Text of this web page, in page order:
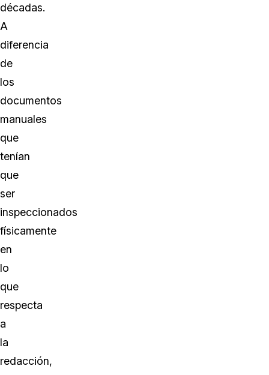
décadas.
A
diferencia
de
los
documentos
manuales
que
tenían
que
ser
inspeccionados
físicamente
en
lo
que
respecta
a
la
redacción,